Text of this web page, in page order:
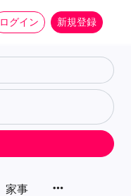
ログイン 新規登録
家事 more_horiz